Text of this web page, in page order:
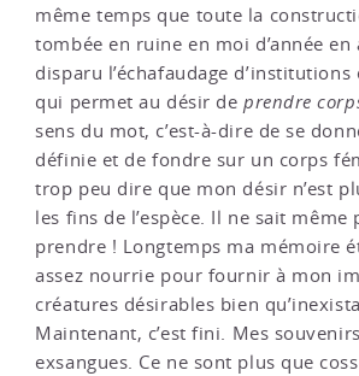
même temps que toute la
tombée en ruine en moi d’année en
disparu l’échafaudage
qui permet au désir de prendre
sens du mot, c’est-à-dire de se
définie et de fondre sur un corps
trop peu dire que mon désir n’est
les fins de l’espèce. Il ne sait même
prendre ! Longtemps ma mémoire
assez nourrie pour fournir à mon
créatures désirables bien
Maintenant, c’est fini. Mes
exsangues. Ce ne sont plus que